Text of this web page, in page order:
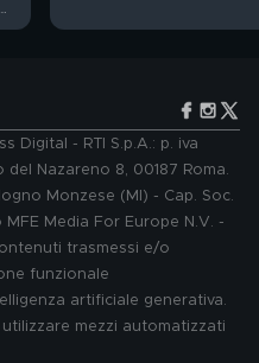
Digital - RTI S.p.A.: p. iva
Nazareno 8, 00187 Roma.
Monzese (MI) - Cap. Soc.
Media For Europe N.V. -
trasmessi e/o
funzionale
artificiale generativa.
mezzi automatizzati